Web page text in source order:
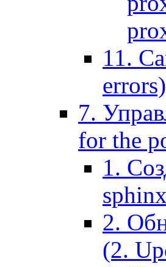
11.
errors)
7.
for the
1.
2.
(2.